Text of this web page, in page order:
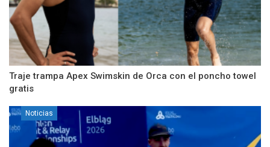
Traje trampa Apex Swimskin de Orca con el poncho towel
gratis
Noticias